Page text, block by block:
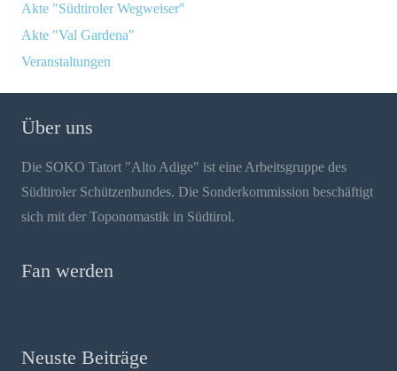
Akte "Südtiroler Wegweiser"
Akte "Val Gardena"
Veranstaltungen
Über uns
Die SOKO Tatort "Alto Adige" ist eine Arbeitsgruppe des
Südtiroler Schützenbundes. Die Sonderkommission beschäftigt
sich mit der Toponomastik in Südtirol.
Fan werden
Neuste Beiträge